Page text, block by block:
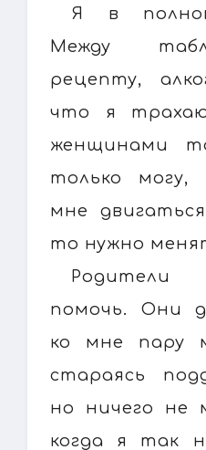
Я в полном
Между
рецепту,
что я
женщинами
только могу,
мне
то нужно
помочь. Они
ко мне пару
стараясь
но ничего не
когда я так